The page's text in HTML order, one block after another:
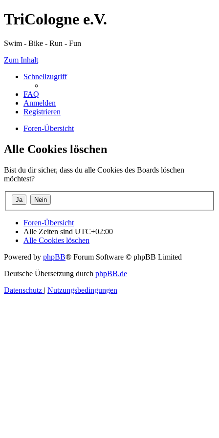
TriCologne e.V.
Swim - Bike - Run - Fun
Zum Inhalt
Schnellzugriff
FAQ
Anmelden
Registrieren
Foren-Übersicht
Alle Cookies löschen
Bist du dir sicher, dass du alle Cookies des Boards löschen
möchtest?
Foren-Übersicht
Alle Zeiten sind UTC+02:00
Alle Cookies löschen
Powered by phpBB® Forum Software © phpBB Limited
Deutsche Übersetzung durch phpBB.de
Datenschutz | Nutzungsbedingungen